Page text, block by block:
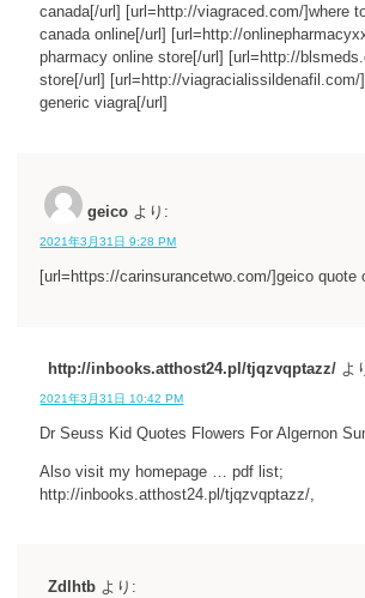
canada[/url] [url=http://viagraced.com/]where
canada online[/url] [url=http://
pharmacy online store[/url] [url=http://
store[/url] [url=http://viagracialissildenafil.com/
generic viagra[/url]
geico より:
2021年3月31日 9:28 PM
[url=https://carinsurancetwo.com/]geico quote
http://inbooks.atthost24.pl/tjqzvqptazz/ よ
2021年3月31日 10:42 PM
Dr Seuss Kid Quotes Flowers For Algernon
Also visit my homepage … pdf list;
http://inbooks.atthost24.pl/tjqzvqptazz/,
Zdlhtb より: